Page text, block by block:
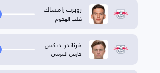
روبرت رامساك
قلب الهجوم
فرناندو ديكس
حارس المرمى